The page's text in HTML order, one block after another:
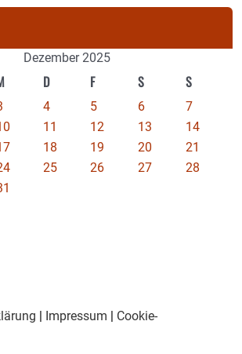
Dezember 2025
D F S S
4 5 6
7
11 12 13
14
18 19 20
21
25 26 27
28
Impressum
Cookie-